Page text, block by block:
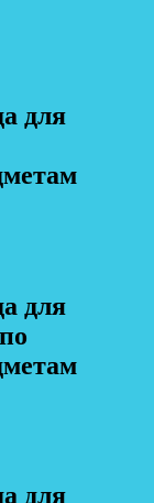
для
для
для